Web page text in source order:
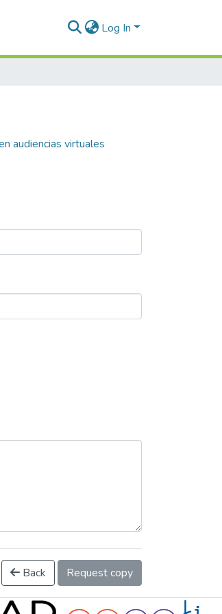
Log In
audiencias virtuales
Back Request copy